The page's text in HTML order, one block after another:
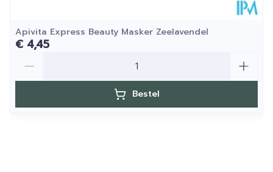
Apivita Express Beauty Masker Zeelavendel
€ 4,45
Bestel